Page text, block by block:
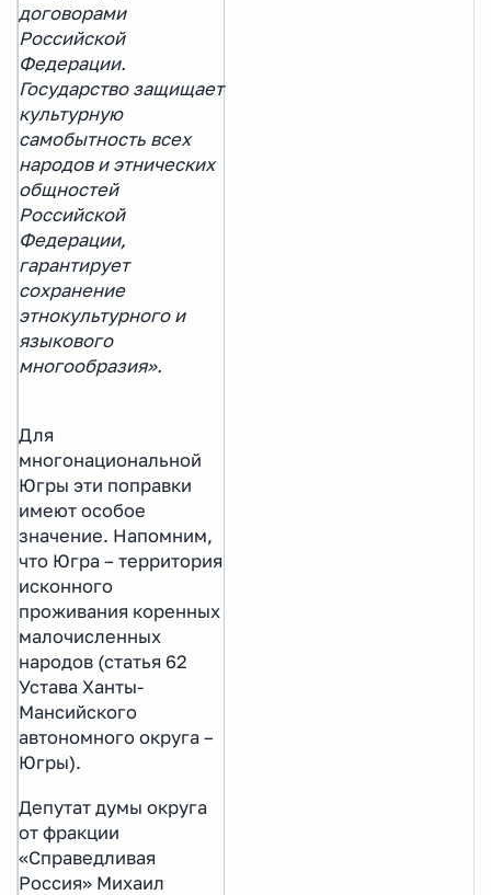
договорами
Российской
Федерации.
Государство защищает
культурную
самобытность всех
народов и этнических
общностей
Российской
Федерации,
гарантирует
сохранение
этнокультурного и
языкового
многообразия».
Для
многонациональной
Югры эти поправки
имеют особое
значение. Напомним,
что Югра – территория
исконного
проживания коренных
малочисленных
народов (статья 62
Устава Ханты-
Мансийского
автономного округа –
Югры).
Депутат думы округа
от фракции
«Справедливая
Россия» Михаил